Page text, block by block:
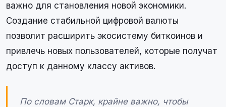
важно для становления новой экономики.
Создание стабильной цифровой валюты
позволит расширить экосистему биткоинов и
привлечь новых пользователей, которые получат
доступ к данному классу активов.
По словам Старк, крайне важно, чтобы